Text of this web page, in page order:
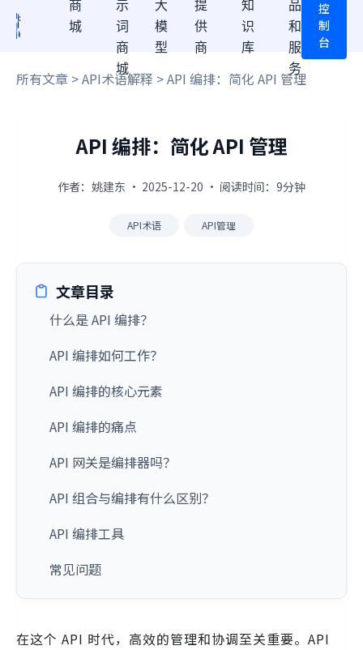
商
城
示
词
商
城
大
模
型
提
供
商
知
识
库
品
和
服
务
控
制
台
所有文章 >API术语解释 > API 编排：简化 API 管理
API 编排：简化 API 管理
作者：姚建东 · 2025-12-20 · 阅读时间：9分钟
API术语 API管理
文章目录
什么是 API 编排？
API 编排如何工作？
API 编排的核心元素
API 编排的痛点
API 网关是编排器吗？
API 组合与编排有什么区别？
API 编排工具
常见问题
在这个 API 时代，高效的管理和协调至关重要。API